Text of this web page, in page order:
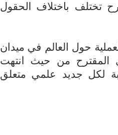
تختلف باختلاف الحقول
حول العالم في ميدان
المقترح من حيث انتهت
لكل جديد علمي متعلق